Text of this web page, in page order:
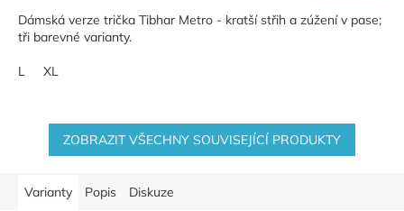
Dámská verze trička Tibhar Metro - kratší střih a zúžení v pase;
tři barevné varianty.
L XL
ZOBRAZIT VŠECHNY SOUVISEJÍCÍ PRODUKTY
Varianty Popis Diskuze